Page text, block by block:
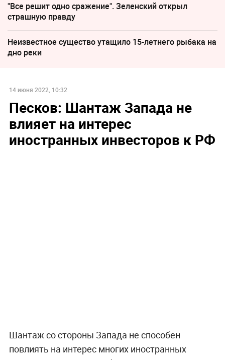
"Все решит одно сражение". Зеленский открыл
страшную правду
Неизвестное существо утащило 15-летнего рыбака на
дно реки
14 июня 2022, 10:32
Песков: Шантаж Запада не
влияет на интерес
иностранных инвесторов к РФ
Шантаж со стороны Запада не способен
повлиять на интерес многих иностранных